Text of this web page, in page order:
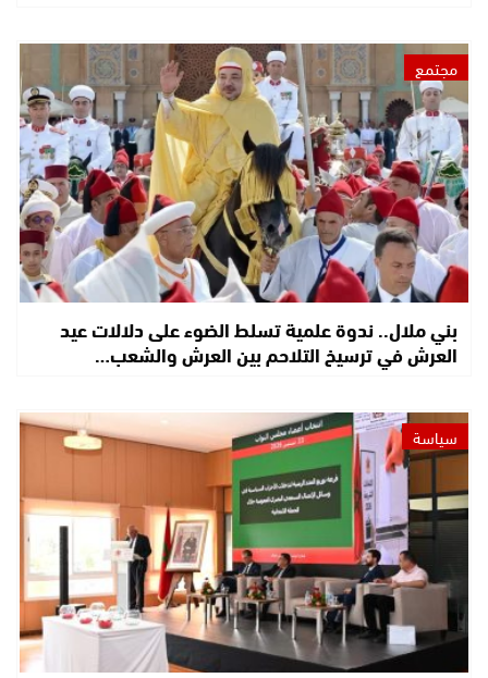
مجتمع
بني ملال.. ندوة علمية تسلط الضوء على دلالات عيد
العرش في ترسيخ التلاحم بين العرش والشعب…
سياسة